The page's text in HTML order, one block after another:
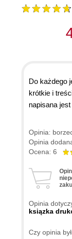
Do każdego
krótkie i
napisana
można bez
witryny z
skrócie, tytuł
Opinia:
Opinia
Ocena: 6
Opinia
ksiązka
Czy opinia